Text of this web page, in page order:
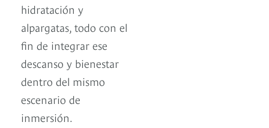
hidratación y
alpargatas, todo con el
fin de integrar ese
descanso y bienestar
dentro del mismo
escenario de
inmersión.